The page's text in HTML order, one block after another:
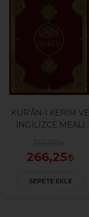
KUR'ÂN-I KERİM VE
İNGİLİZCE MEALİ
266,25
SEPETE EKLE